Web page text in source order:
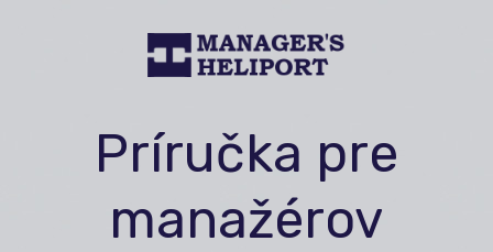
Príručka pre
manažérov